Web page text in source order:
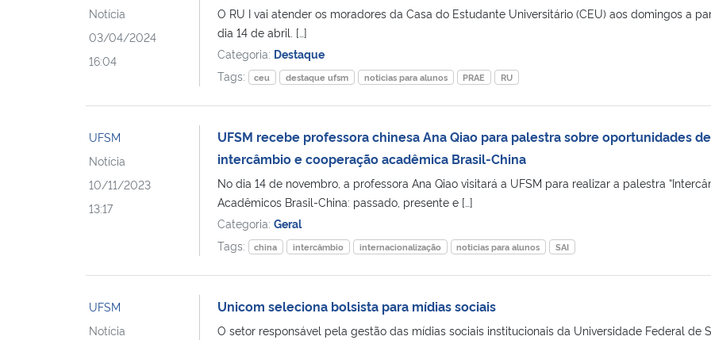
Notícia
03/04/2024
16:04
O RU I vai atender os moradores da Casa do Estudante Universitário (CEU) aos domingos a
dia 14 de abril. […]
Categoria: Destaque
Tags:
ceu destaque ufsm noticias para alunos PRAE RU
UFSM
Notícia
10/11/2023
13:17
UFSM recebe professora chinesa Ana Qiao para palestra sobre oportunidades de
intercâmbio e cooperação acadêmica Brasil-China
No dia 14 de novembro, a professora Ana Qiao visitará a UFSM para realizar a palestra
Acadêmicos Brasil-China: passado, presente e […]
Categoria: Geral
Tags:
china intercâmbio internacionalização noticias para alunos SAI
UFSM
Notícia
Unicom seleciona bolsista para mídias sociais
O setor responsável pela gestão das mídias sociais institucionais da Universidade Federal de